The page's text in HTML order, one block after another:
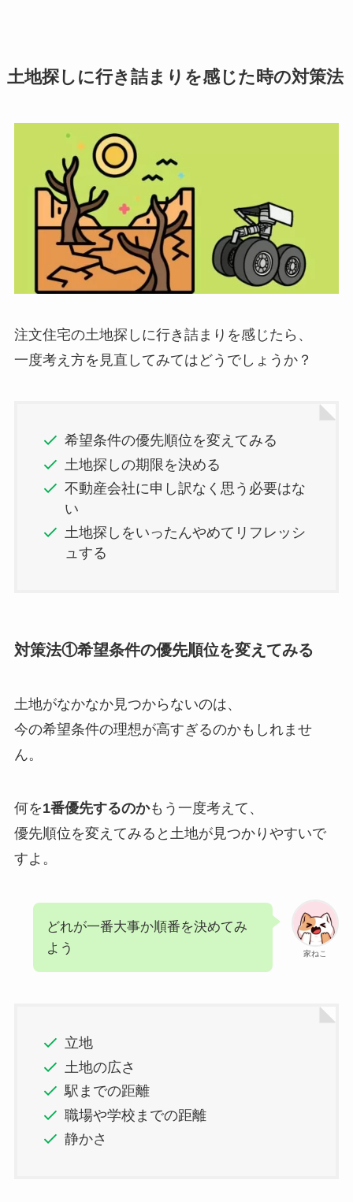
土地探しに行き詰まりを感じた時の対策法
注文住宅の土地探しに行き詰まりを感じたら、
一度考え方を見直してみてはどうでしょうか？
希望条件の優先順位を変えてみる
土地探しの期限を決める
不動産会社に申し訳なく思う必要はな
い
土地探しをいったんやめてリフレッシ
ュする
対策法①希望条件の優先順位を変えてみる
土地がなかなか見つからないのは、
今の希望条件の理想が高すぎるのかもしれませ
ん。
何を1番優先するのかもう一度考えて、
優先順位を変えてみると土地が見つかりやすいで
すよ。
家ねこ
どれが一番大事か順番を決めてみ
よう
立地
土地の広さ
駅までの距離
職場や学校までの距離
静かさ